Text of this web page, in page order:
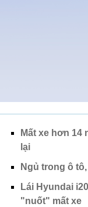
Mất xe hơn 14
lại
Ngủ trong ô
Lái Hyundai
"nuốt" mất xe